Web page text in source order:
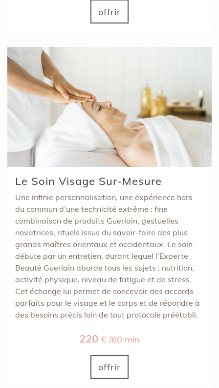
offrir
Le Soin Visage Sur-Mesure
Une infinie personnalisation, une expérience hors
du commun d’une technicité extrême : fine
combinaison de produits Guerlain, gestuelles
novatrices, rituels issus du savoir-faire des plus
grands maîtres orientaux et occidentaux. Le soin
débute par un entretien, durant lequel l’Experte
Beauté Guerlain aborde tous les sujets : nutrition,
activité physique, niveau de fatigue et de stress.
Cet échange lui permet de concevoir des accords
parfaits pour le visage et le corps et de répondre à
des besoins précis loin de tout protocole préétabli.
220 € /60 min
offrir